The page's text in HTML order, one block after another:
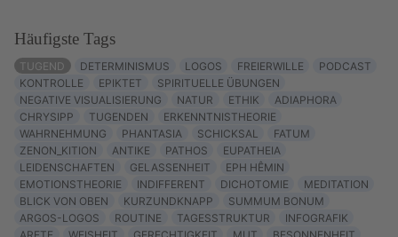
Häufigste Tags
TUGEND DETERMINISMUS LOGOS FREIERWILLE
PODCAST
KONTROLLE
EPIKTET
SPIRITUELLE ÜBUNGEN
NEGATIVE VISUALISIERUNG
NATUR ETHIK
ADIAPHORA
CHRYSIPP
TUGENDEN
ERKENNTNISTHEORIE
WAHRNEHMUNG
PHANTASIA SCHICKSAL
FATUM
ZENON_KITION
ANTIKE PATHOS
EUPATHEIA
LEIDENSCHAFTEN
GELASSENHEIT
EPH HÊMIN
EMOTIONSTHEORIE
INDIFFERENT DICHOTOMIE
MEDITATION
BLICK VON OBEN
KURZUNDKNAPP
SUMMUM BONUM
ARGOS-LOGOS
ROUTINE TAGESSTRUKTUR
INFOGRAFIK